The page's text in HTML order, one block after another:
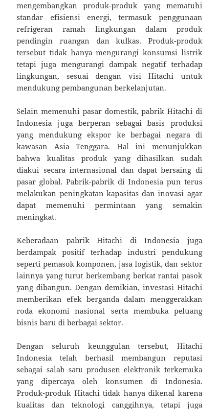
mengembangkan produk-produk yang mematuhi
standar efisiensi energi, termasuk penggunaan
refrigeran ramah lingkungan dalam produk
pendingin ruangan dan kulkas. Produk-produk
tersebut tidak hanya mengurangi konsumsi listrik
tetapi juga mengurangi dampak negatif terhadap
lingkungan, sesuai dengan visi Hitachi untuk
mendukung pembangunan berkelanjutan.
Selain memenuhi pasar domestik, pabrik Hitachi di
Indonesia juga berperan sebagai basis produksi
yang mendukung ekspor ke berbagai negara di
kawasan Asia Tenggara. Hal ini menunjukkan
bahwa kualitas produk yang dihasilkan sudah
diakui secara internasional dan dapat bersaing di
pasar global. Pabrik-pabrik di Indonesia pun terus
melakukan peningkatan kapasitas dan inovasi agar
dapat memenuhi permintaan yang semakin
meningkat.
Keberadaan pabrik Hitachi di Indonesia juga
berdampak positif terhadap industri pendukung
seperti pemasok komponen, jasa logistik, dan sektor
lainnya yang turut berkembang berkat rantai pasok
yang dibangun. Dengan demikian, investasi Hitachi
memberikan efek berganda dalam menggerakkan
roda ekonomi nasional serta membuka peluang
bisnis baru di berbagai sektor.
Dengan seluruh keunggulan tersebut, Hitachi
Indonesia telah berhasil membangun reputasi
sebagai salah satu produsen elektronik terkemuka
yang dipercaya oleh konsumen di Indonesia.
Produk-produk Hitachi tidak hanya dikenal karena
kualitas dan teknologi canggihnya, tetapi juga